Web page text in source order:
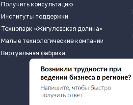
Получить консультацию
Институты поддержки
Технопарк «Жигулевская долина»
Малые технологические компании
Виртуальная фабрика